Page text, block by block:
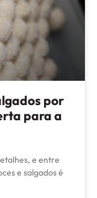
por
para a
e entre
e salgados é